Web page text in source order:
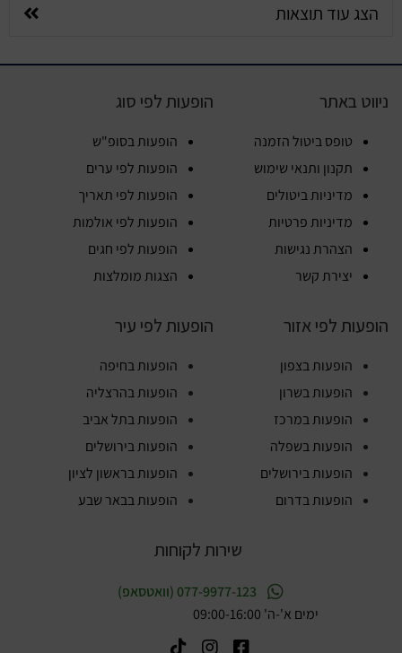
הצג עוד תוצאות
ניווט באתר
טופס ביטול הזמנה
תקנון ותנאי שימוש
מדיניות ביטולים
מדיניות פרטיות
הצהרת נגישות
יצירת קשר
הופעות לפי סוג
הופעות בסופ"ש
הופעות לפי ערים
הופעות לפי תאריך
הופעות לפי אולמות
הופעות לפי חגים
הצגות מומלצות
הופעות לפי אזור
הופעות בצפון
הופעות בשרון
הופעות במרכז
הופעות בשפלה
הופעות בירושלים
הופעות בדרום
הופעות לפי עיר
הופעות בחיפה
הופעות בהרצליה
הופעות בתל אביב
הופעות בירושלים
הופעות בראשון לציון
הופעות בבאר שבע
שירות לקוחות
077-9977-123 (וואטסאפ)
ימים א'-ה' 09:00-16:00